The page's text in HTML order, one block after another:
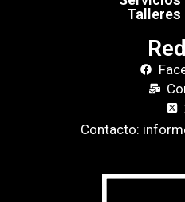
Talleres
Contacto: